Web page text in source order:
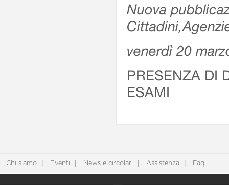
Nuova
venerdì 20
PRESENZA DI
ESAMI
Chi siamo Eventi News e circolari Assistenza Faq